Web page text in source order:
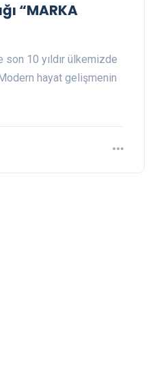
“MARKA
son 10 yıldır ülkemizde
hayat gelişmenin